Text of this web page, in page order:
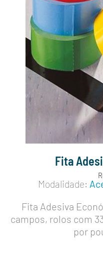
Fita
Modalidade:
Fita Adesiva
campos, rolos com
por